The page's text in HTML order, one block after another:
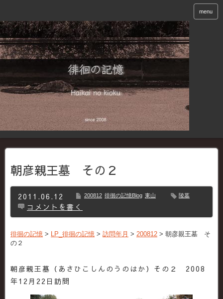
menu
朝彦親王墓 その２
2011.06.12 200812 徘徊の記憶Blog 東山 陵墓
コメントを書く
徘徊の記憶 > LP_徘徊の記憶 > 訪問年月 > 200812 > 朝彦親王墓 そ
の２
朝彦親王墓（あさひこしんのうのはか）その２ 2008
年12月22日訪問